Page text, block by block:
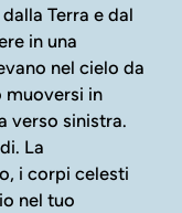
Terra e dal
in una
nel cielo da
muoversi in
verso sinistra.
La
i corpi celesti
nel tuo